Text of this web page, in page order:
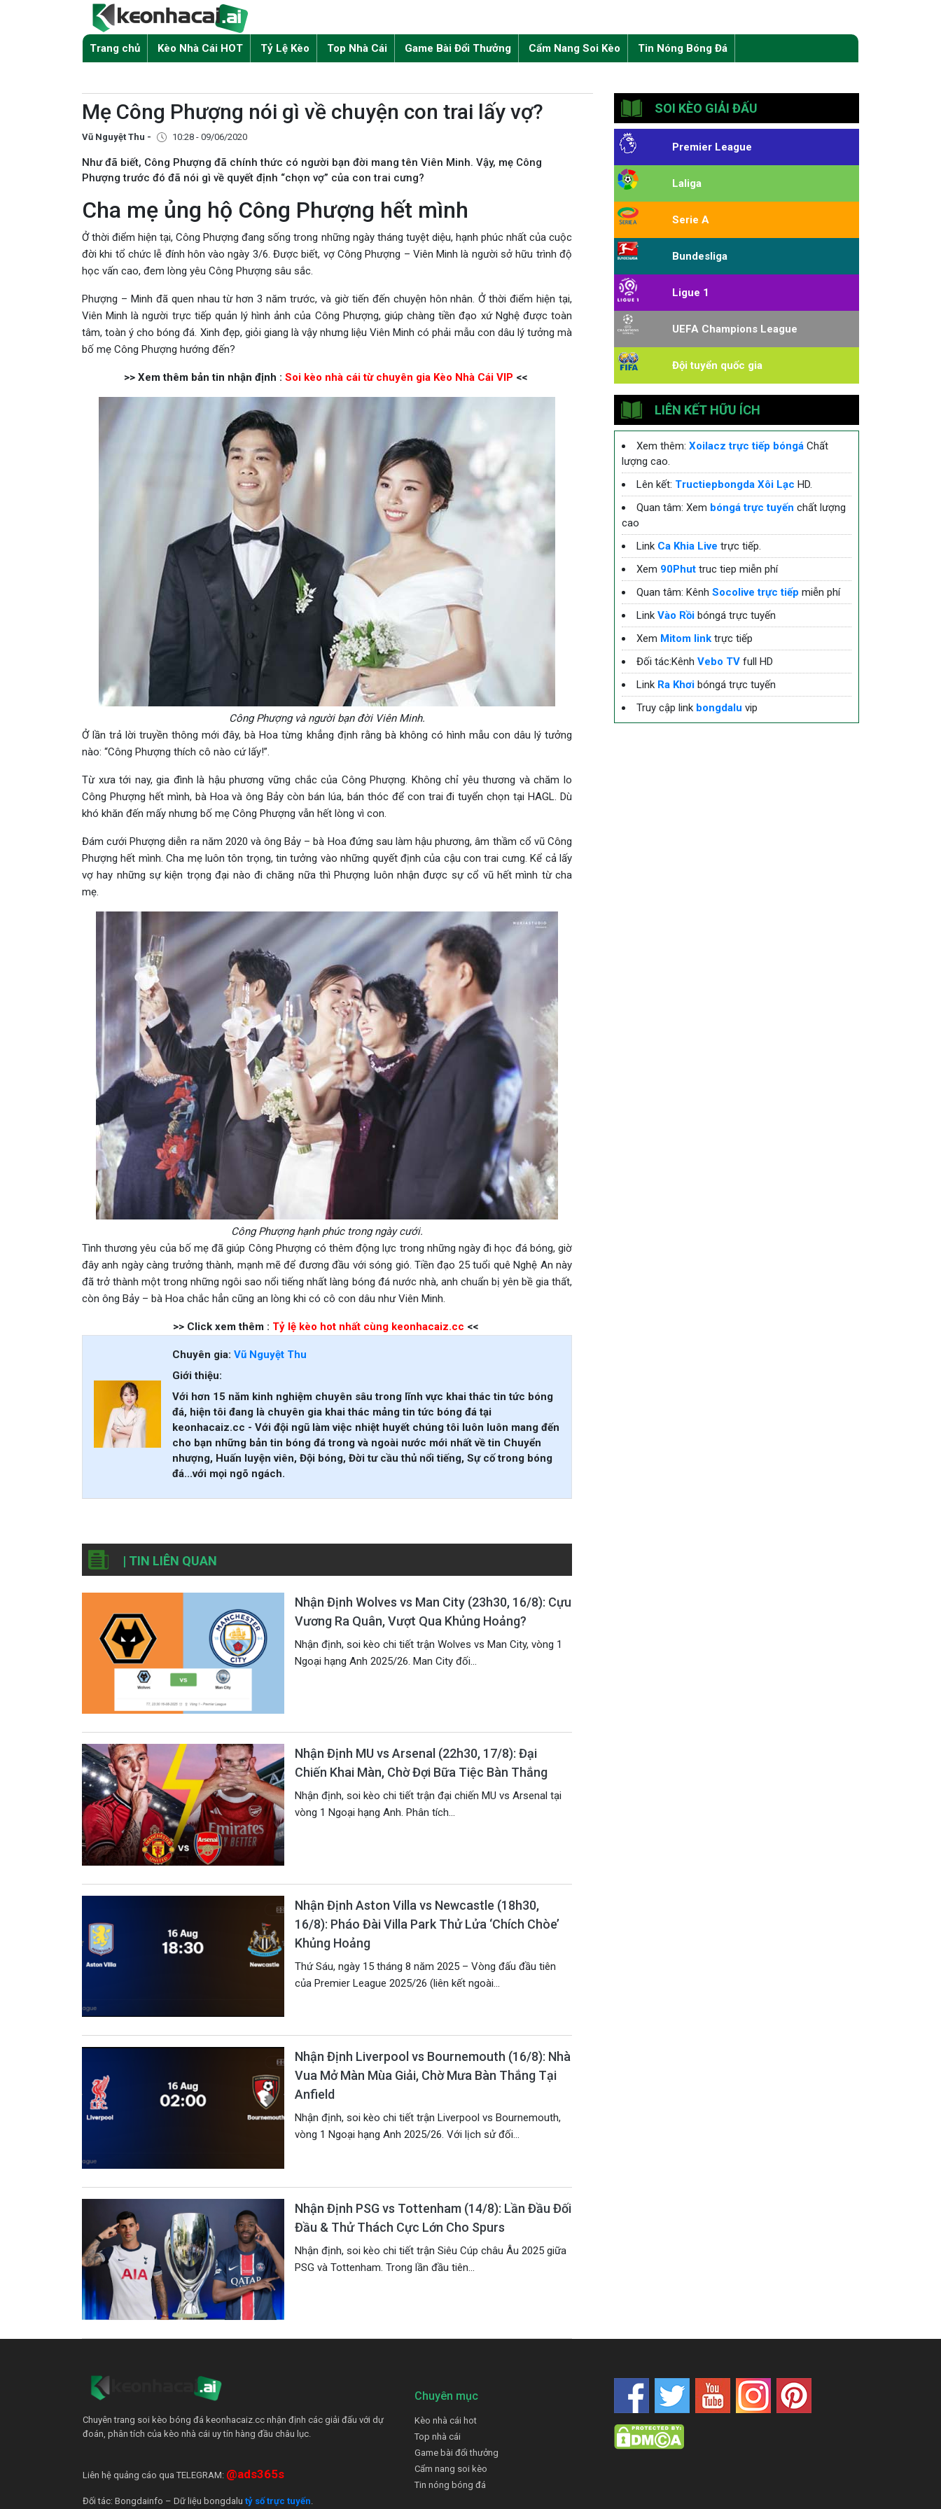
Trang chủ Kèo Nhà Cái HOT Tỷ Lệ Kèo Top Nhà Cái Game Bài Đổi Thưởng Cẩm Nang Soi Kèo Tin Nóng Bóng Đá
Mẹ Công Phượng nói gì về chuyện con trai lấy vợ?
Vũ Nguyệt Thu - 10:28 - 09/06/2020
Như đã biết, Công Phượng đã chính thức có người bạn đời mang tên Viên Minh. Vậy, mẹ Công
Phượng trước đó đã nói gì về quyết định “chọn vợ” của con trai cưng?
Cha mẹ ủng hộ Công Phượng hết mình
Ở thời điểm hiện tại, Công Phượng đang sống trong những ngày tháng tuyệt diệu, hạnh phúc nhất của cuộc
đời khi tổ chức lễ đính hôn vào ngày 3/6. Được biết, vợ Công Phượng – Viên Minh là người sở hữu trình độ
học vấn cao, đem lòng yêu Công Phượng sâu sắc.
Phượng – Minh đã quen nhau từ hơn 3 năm trước, và giờ tiến đến chuyện hôn nhân. Ở thời điểm hiện tại,
Viên Minh là người trực tiếp quản lý hình ảnh của Công Phượng, giúp chàng tiền đạo xứ Nghệ được toàn
tâm, toàn ý cho bóng đá. Xinh đẹp, giỏi giang là vậy nhưng liệu Viên Minh có phải mẫu con dâu lý tưởng mà
bố mẹ Công Phượng hướng đến?
>> Xem thêm bản tin nhận định : Soi kèo nhà cái từ chuyên gia Kèo Nhà Cái VIP <<
Công Phượng và người bạn đời Viên Minh.
Ở lần trả lời truyền thông mới đây, bà Hoa từng khẳng định rằng bà không có hình mẫu con dâu lý tưởng
nào: “Công Phượng thích cô nào cứ lấy!”.
Từ xưa tới nay, gia đình là hậu phương vững chắc của Công Phượng. Không chỉ yêu thương và chăm lo
Công Phượng hết mình, bà Hoa và ông Bảy còn bán lúa, bán thóc để con trai đi tuyển chọn tại HAGL. Dù
khó khăn đến mấy nhưng bố mẹ Công Phượng vẫn hết lòng vì con.
Đám cưới Phượng diễn ra năm 2020 và ông Bảy – bà Hoa đứng sau làm hậu phương, âm thầm cổ vũ Công
Phượng hết mình. Cha mẹ luôn tôn trọng, tin tưởng vào những quyết định của cậu con trai cưng. Kể cả lấy
vợ hay những sự kiện trọng đại nào đi chăng nữa thì Phượng luôn nhận được sự cổ vũ hết mình từ cha
mẹ.
Công Phượng hạnh phúc trong ngày cưới.
Tình thương yêu của bố mẹ đã giúp Công Phượng có thêm động lực trong những ngày đi học đá bóng, giờ
đây anh ngày càng trưởng thành, mạnh mẽ để đương đầu với sóng gió. Tiền đạo 25 tuổi quê Nghệ An này
đã trở thành một trong những ngôi sao nổi tiếng nhất làng bóng đá nước nhà, anh chuẩn bị yên bề gia thất,
còn ông Bảy – bà Hoa chắc hẳn cũng an lòng khi có cô con dâu như Viên Minh.
>> Click xem thêm : Tỷ lệ kèo hot nhất cùng keonhacaiz.cc <<
Chuyên gia: Vũ Nguyệt Thu
Giới thiệu:
Với hơn 15 năm kinh nghiệm chuyên sâu trong lĩnh vực khai thác tin tức bóng
đá, hiện tôi đang là chuyên gia khai thác mảng tin tức bóng đá tại
keonhacaiz.cc - Với đội ngũ làm việc nhiệt huyết chúng tôi luôn luôn mang đến
cho bạn những bản tin bóng đá trong và ngoài nước mới nhất về tin Chuyển
nhượng, Huấn luyện viên, Đội bóng, Đời tư cầu thủ nổi tiếng, Sự cố trong bóng
đá...với mọi ngõ ngách.
| TIN LIÊN QUAN
Nhận Định Wolves vs Man City (23h30, 16/8): Cựu
Vương Ra Quân, Vượt Qua Khủng Hoảng?
Nhận định, soi kèo chi tiết trận Wolves vs Man City, vòng 1
Ngoại hạng Anh 2025/26. Man City đối...
Nhận Định MU vs Arsenal (22h30, 17/8): Đại
Chiến Khai Màn, Chờ Đợi Bữa Tiệc Bàn Thắng
Nhận định, soi kèo chi tiết trận đại chiến MU vs Arsenal tại
vòng 1 Ngoại hạng Anh. Phân tích...
Nhận Định Aston Villa vs Newcastle (18h30,
16/8): Pháo Đài Villa Park Thử Lửa ‘Chích Chòe’
Khủng Hoảng
Thứ Sáu, ngày 15 tháng 8 năm 2025 – Vòng đấu đầu tiên
của Premier League 2025/26 (liên kết ngoài...
Nhận Định Liverpool vs Bournemouth (16/8): Nhà
Vua Mở Màn Mùa Giải, Chờ Mưa Bàn Thắng Tại
Anfield
Nhận định, soi kèo chi tiết trận Liverpool vs Bournemouth,
vòng 1 Ngoại hạng Anh 2025/26. Với lịch sử đối...
Nhận Định PSG vs Tottenham (14/8): Lần Đầu Đối
Đầu & Thử Thách Cực Lớn Cho Spurs
Nhận định, soi kèo chi tiết trận Siêu Cúp châu Âu 2025 giữa
PSG và Tottenham. Trong lần đầu tiên...
SOI KÈO GIẢI ĐẤU
Premier League
Laliga
Serie A
Bundesliga
Ligue 1
UEFA Champions League
Đội tuyển quốc gia
LIÊN KẾT HỮU ÍCH
Xem thêm: Xoilacz trực tiếp bóngá Chất
lượng cao.
Lên kết: Tructiepbongda Xôi Lạc HD.
Quan tâm: Xem bóngá trực tuyến chất lượng
cao
Link Ca Khia Live trực tiếp.
Xem 90Phut truc tiep miễn phí
Quan tâm: Kênh Socolive trực tiếp miễn phí
Link Vào Rồi bóngá trực tuyến
Xem Mitom link trực tiếp
Đối tác:Kênh Vebo TV full HD
Link Ra Khơi bóngá trực tuyến
Truy cập link bongdalu vip
Chuyên trang soi kèo bóng đá keonhacaiz.cc nhận định các giải đấu với dự
đoán, phân tích của kèo nhà cái uy tín hàng đầu châu lục.
Liên hệ quảng cáo qua TELEGRAM: @ads365s
Đối tác: Bongdainfo – Dữ liệu bongdalu tỷ số trực tuyến
Chuyên mục
Kèo nhà cái hot
Top nhà cái
Game bài đổi thưởng
Cẩm nang soi kèo
Tin nóng bóng đá